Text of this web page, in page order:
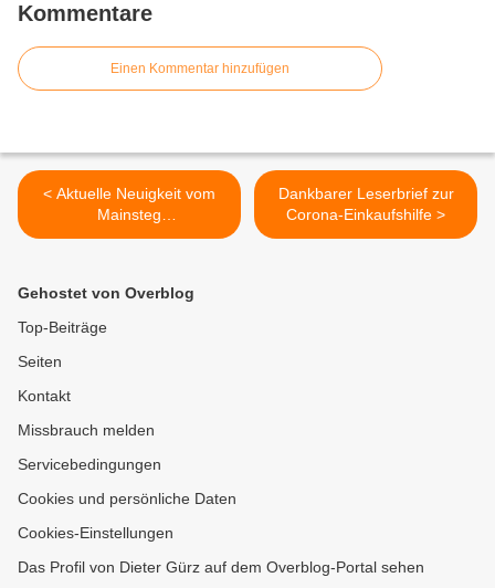
Kommentare
Einen Kommentar hinzufügen
< Aktuelle Neuigkeit vom
Mainsteg
Veitshöchheim/Margetshöc
veröffentlichte heute die
Ausschreibung -
Angestrebter Baubeginn im
Dankbarer Leserbrief zur
Corona-Einkaufshilfe >
Gehostet von Overblog
Top-Beiträge
Seiten
Kontakt
Missbrauch melden
Servicebedingungen
Cookies und persönliche Daten
Cookies-Einstellungen
Das Profil von Dieter Gürz auf dem Overblog-Portal sehen